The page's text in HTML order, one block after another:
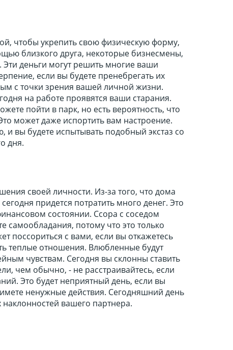
чтобы укрепить свою физическую форму,
близкого друга, некоторые бизнесмены,
деньги могут решить многие ваши
если вы будете пренебрегать их
с точки зрения вашей личной жизни.
на работе проявятся ваши старания.
пойти в парк, но есть вероятность, что
может даже испортить вам настроение.
вы будете испытывать подобный экстаз со
дня.
своей личности. Из-за того, что дома
придется потратить много денег. Это
состоянии. Ссора с соседом
самообладания, потому что это только
поссориться с вами, если вы откажетесь
теплые отношения. Влюбленные будут
чувствам. Сегодня вы склонны ставить
чем обычно, - не расстраивайтесь, если
Это будет неприятный день, если вы
ненужные действия. Сегодняшний день
вашего партнера.